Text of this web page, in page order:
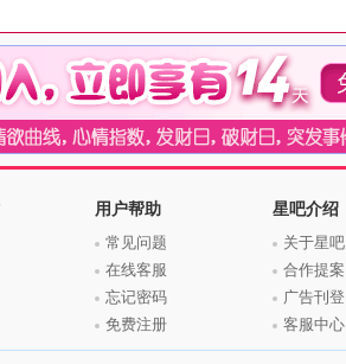
用户帮助
常见问题
在线客服
忘记密码
免费注册
星吧介绍
关于星吧
合作提案
广告刊登
客服中心